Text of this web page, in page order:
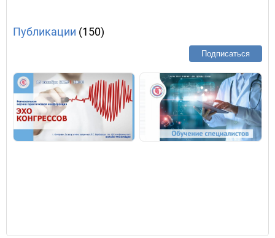
Публикации (150)
Подписаться